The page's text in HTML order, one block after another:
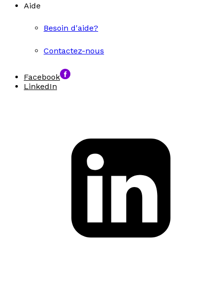
Aide
Besoin d'aide?
Contactez-nous
Facebook
LinkedIn